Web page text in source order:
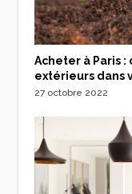
Acheter à Paris
extérieurs dans
27 octobre 2022